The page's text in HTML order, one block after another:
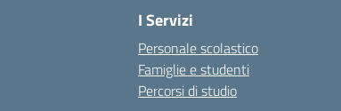
I Servizi
Personale scolastico
Famiglie e studenti
Percorsi di studio